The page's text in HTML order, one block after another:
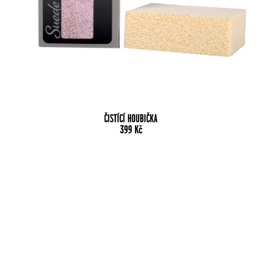
ČISTÍCÍ HOUBIČKA
399Kč